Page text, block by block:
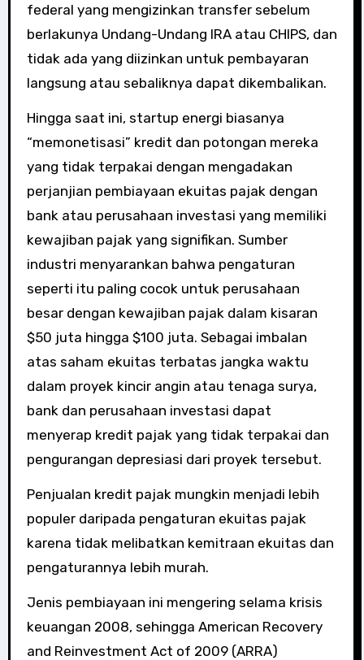
federal yang mengizinkan transfer sebelum
berlakunya Undang-Undang IRA atau CHIPS, dan
tidak ada yang diizinkan untuk pembayaran
langsung atau sebaliknya dapat dikembalikan.
Hingga saat ini, startup energi biasanya
“memonetisasi” kredit dan potongan mereka
yang tidak terpakai dengan mengadakan
perjanjian pembiayaan ekuitas pajak dengan
bank atau perusahaan investasi yang memiliki
kewajiban pajak yang signifikan. Sumber
industri menyarankan bahwa pengaturan
seperti itu paling cocok untuk perusahaan
besar dengan kewajiban pajak dalam kisaran
$50 juta hingga $100 juta. Sebagai imbalan
atas saham ekuitas terbatas jangka waktu
dalam proyek kincir angin atau tenaga surya,
bank dan perusahaan investasi dapat
menyerap kredit pajak yang tidak terpakai dan
pengurangan depresiasi dari proyek tersebut.
Penjualan kredit pajak mungkin menjadi lebih
populer daripada pengaturan ekuitas pajak
karena tidak melibatkan kemitraan ekuitas dan
pengaturannya lebih murah.
Jenis pembiayaan ini mengering selama krisis
keuangan 2008, sehingga American Recovery
and Reinvestment Act of 2009 (ARRA)